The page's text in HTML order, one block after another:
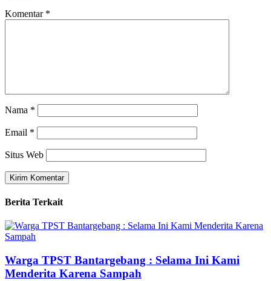
Komentar *
Nama *
Email *
Situs Web
Berita Terkait
Warga TPST Bantargebang : Selama Ini Kami
Menderita Karena Sampah